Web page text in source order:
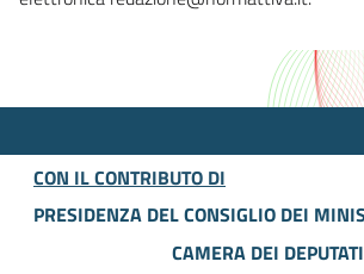
CON IL CONTRIBUTO DI
PRESIDENZA DEL CONSIGLIO DEI
CAMERA DEI DEPUTATI